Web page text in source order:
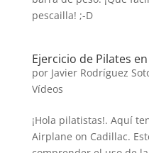
pescailla! ;-D
Ejercicio de Pilates
por Javier Rodríguez
Vídeos
¡Hola pilatistas!. Aquí
Airplane on Cadillac.